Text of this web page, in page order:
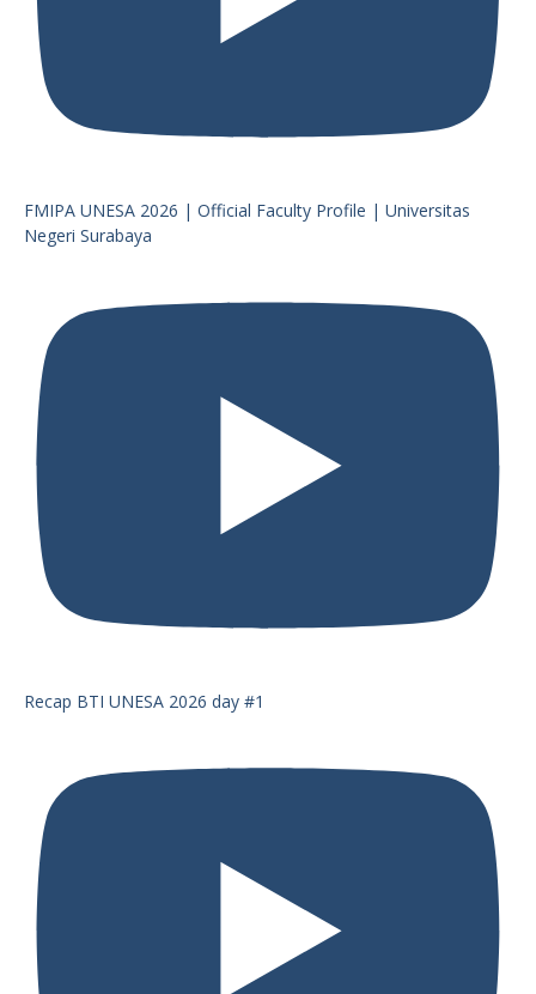
FMIPA UNESA 2026 | Official Faculty Profile | Universitas
Negeri Surabaya
Recap BTI UNESA 2026 day #1